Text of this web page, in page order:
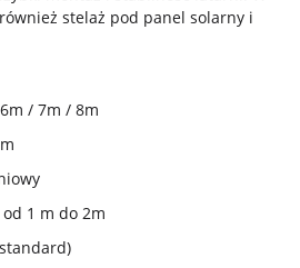
stelaż pod panel solarny i
/ 7m / 8m
od 1 m do 2m